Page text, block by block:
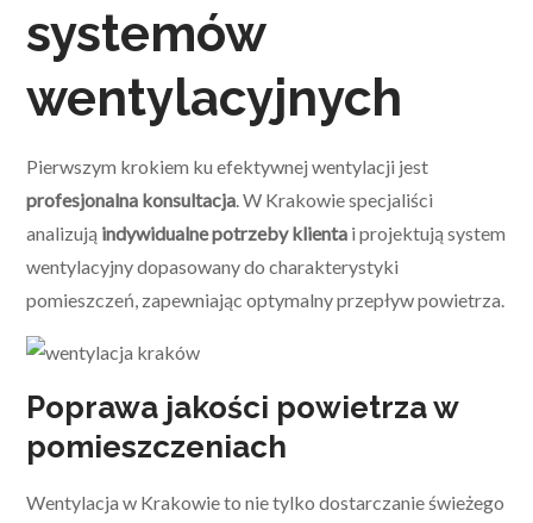
systemów
wentylacyjnych
Pierwszym krokiem ku efektywnej wentylacji jest
profesjonalna konsultacja. W Krakowie specjaliści
analizują indywidualne potrzeby klienta i projektują system
wentylacyjny dopasowany do charakterystyki
pomieszczeń, zapewniając optymalny przepływ powietrza.
Poprawa jakości powietrza w
pomieszczeniach
Wentylacja w Krakowie to nie tylko dostarczanie świeżego